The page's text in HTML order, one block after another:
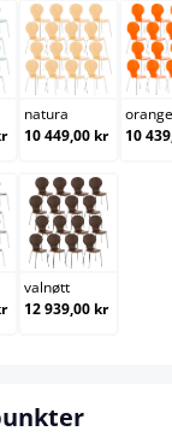
natura
natura
10 449,00 kr
orange
10
valnøtt
valnøtt
12 939,00 kr